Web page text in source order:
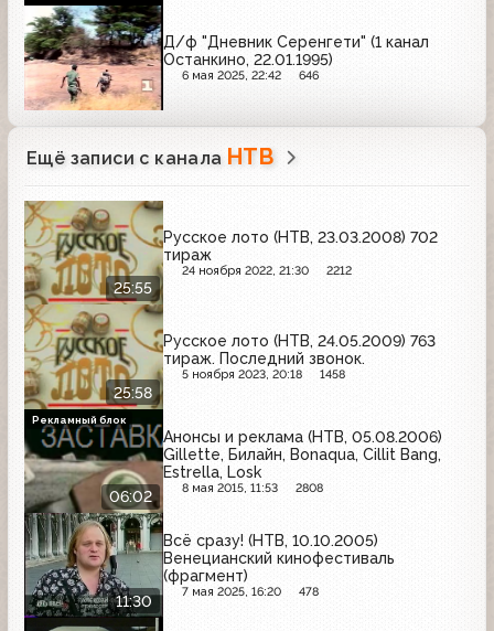
Д/ф "Дневник Серенгети" (1 канал
Останкино, 22.01.1995)
6 мая 2025, 22:42 646
Ещё записи с канала НТВ
25:55
Русское лото (НТВ, 23.03.2008) 702
тираж
24 ноября 2022, 21:30 2212
25:58
Русское лото (НТВ, 24.05.2009) 763
тираж. Последний звонок.
5 ноября 2023, 20:18 1458
06:02
Анонсы и реклама (НТВ, 05.08.2006)
Gillette, Билайн, Bonaqua, Cillit Bang,
Estrella, Losk
8 мая 2015, 11:53 2808
Рекламный блок
11:30
Всё сразу! (НТВ, 10.10.2005)
Венецианский кинофестиваль
(фрагмент)
7 мая 2025, 16:20 478